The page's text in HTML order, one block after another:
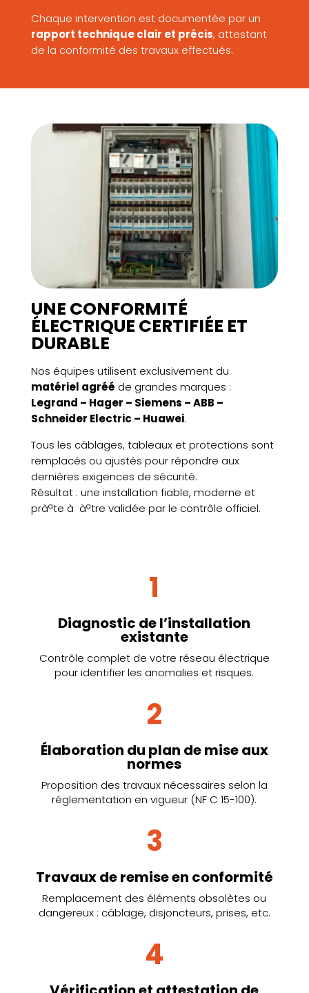
Chaque intervention est documentée par un
rapport technique clair et précis, attestant
de la conformité des travaux effectués.
UNE CONFORMITÉ
ÉLECTRIQUE CERTIFIÉE ET
DURABLE
Nos équipes utilisent exclusivement du
matériel agréé de grandes marques :
Legrand – Hager – Siemens – ABB –
Schneider Electric – Huawei.
Tous les câblages, tableaux et protections sont
remplacés ou ajustés pour répondre aux
dernières exigences de sécurité.
Résultat : une installation fiable, moderne et
pràªte à àªtre validée par le contrôle officiel.
1
Diagnostic de l’installation
existante
Contrôle complet de votre réseau électrique
pour identifier les anomalies et risques.
2
Élaboration du plan de mise aux
normes
Proposition des travaux nécessaires selon la
réglementation en vigueur (NF C 15-100).
3
Travaux de remise en conformité
Remplacement des éléments obsolètes ou
dangereux : câblage, disjoncteurs, prises, etc.
4